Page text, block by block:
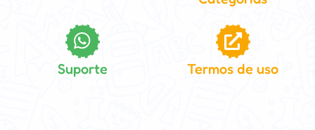
Suporte Termos de uso